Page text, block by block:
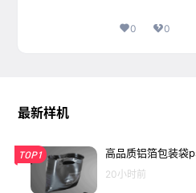
0 0
最新样机
TOP1 高品质铝箔包装袋
20小时前